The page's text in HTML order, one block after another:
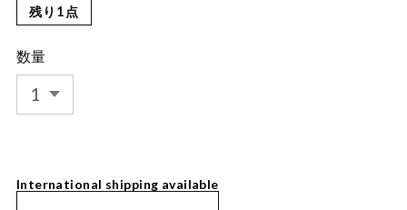
残り1点
数量
International shipping available